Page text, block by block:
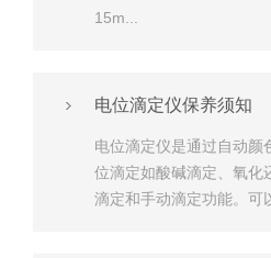
15m...
电位滴定仪保养须知
电位滴定仪是通过自动颜
位滴定如酸碱滴定、氧化
滴定和手动滴定功能。可